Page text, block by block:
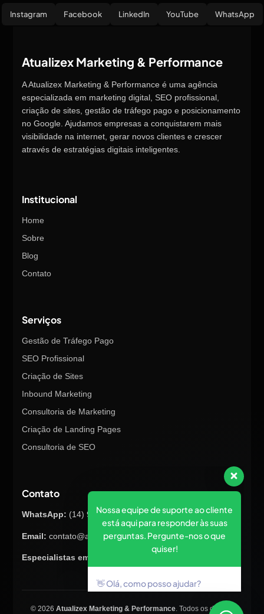
Instagram Facebook LinkedIn YouTube WhatsApp
Atualizex Marketing & Performance
A Atualizex Marketing & Performance é uma agência
especializada em marketing digital, SEO profissional,
criação de sites, gestão de tráfego pago e posicionamento
no Google. Ajudamos empresas a conquistarem mais
visibilidade na internet, gerar novos clientes e crescer
através de estratégias digitais inteligentes.
Institucional
Home
Sobre
Blog
Contato
Serviços
Gestão de Tráfego Pago
SEO Profissional
Criação de Sites
Inbound Marketing
Consultoria de Marketing
Criação de Landing Pages
Consultoria de SEO
Contato
WhatsApp: (14) 98145-8847
Email: contato@atualizex.com.br
Especialistas em Marketing Digital
© 2026 Atualizex Marketing & Performance. Todos os direitos
está aqui para responder às suas
👋 Olá, como posso ajudar?